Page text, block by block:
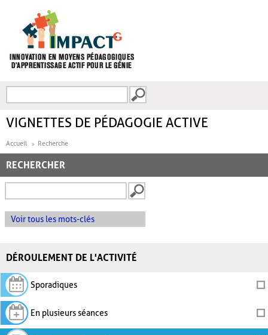
FORMULAIRE DE
VIGNETTES DE PÉDAGOGIE ACTIVE
Accueil Recherche
RECHERCHER
Voir tous les mots-clés
DÉROULEMENT DE L'ACTIVITÉ
Sporadiques
En plusieurs séances